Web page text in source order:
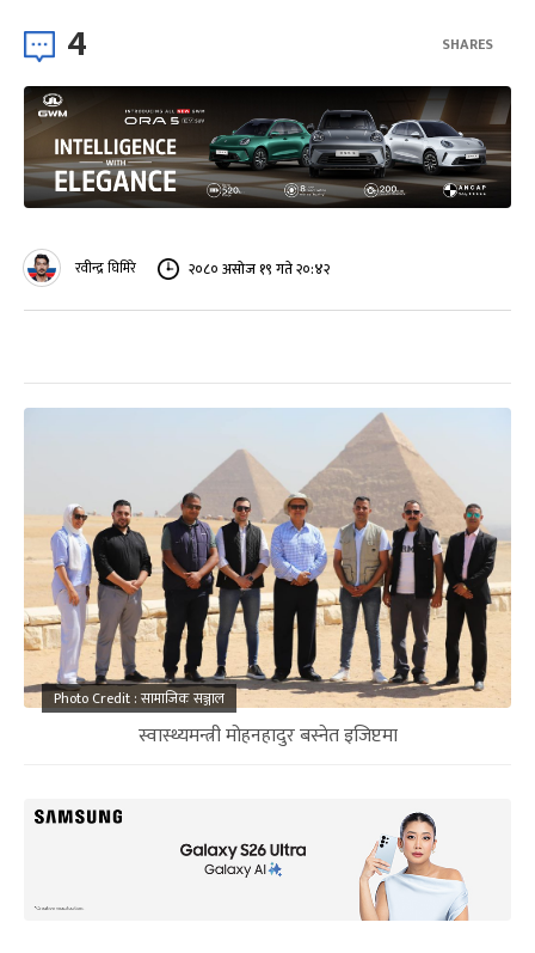
4 SHARES
रवीन्द्र घिमिरे २०८० असोज १९ गते २०:४२
Photo Credit : सामाजिक सञ्जाल
स्वास्थ्यमन्त्री मोहनहादुर बस्नेत इजिप्टमा